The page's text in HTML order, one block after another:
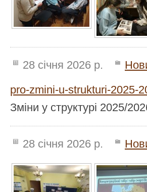
28 січня 2026 р.
pro-zmini-u-strukturi-2025-
Зміни у структурі 2025/
28 січня 2026 р.